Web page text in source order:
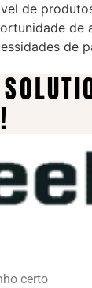
de
de
de
certo